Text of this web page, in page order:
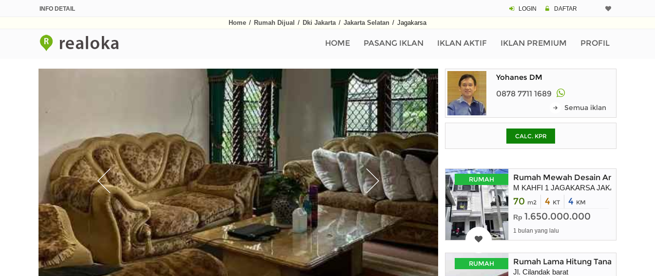
INFO DETAIL LOGIN DAFTAR
Home / Rumah Dijual / Dki Jakarta / Jakarta Selatan / Jagakarsa
HOME PASANG IKLAN IKLAN AKTIF IKLAN PREMIUM PROFILPinjaman (PIN)
pada kotak-
Yohanes DM
0878 7711 1689
Semua iklan
CALC. KPR
RUMAH Rumah Mewah Desain American
M KAHFI 1 JAGAKARSA JAKARTA
70 m2 4 KT 4 KM
Rp 1.650.000.000
1 bulan yang lalu
RUMAH Rumah Lama Hitung Tanah di
Jl. Cilandak barat